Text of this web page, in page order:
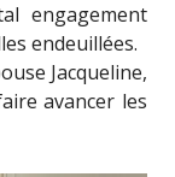
engagement
endeuillées.
Jacqueline,
avancer les